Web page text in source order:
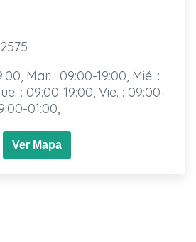
Mar. : 09:00-19:00, Mié. :
: 09:00-19:00, Vie. : 09:00-
01:00,
Ver Mapa